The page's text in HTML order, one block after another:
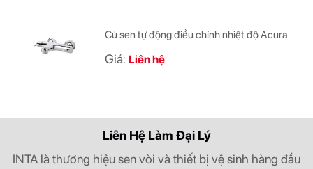
Củ sen tự động điều chỉnh nhiệt độ Acura
Giá: Liên hệ
Liên Hệ Làm Đại Lý
INTA là thương hiệu sen vòi và thiết bị vệ sinh hàng đầu